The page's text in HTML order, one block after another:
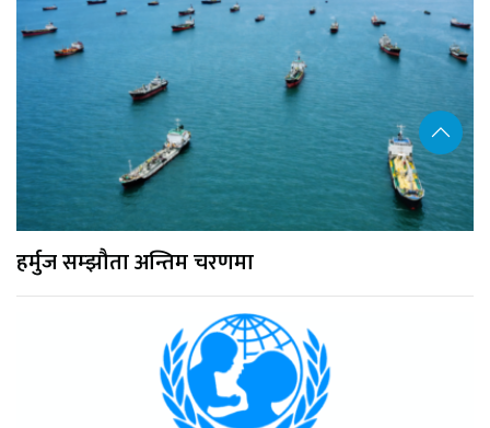
हर्मुज सम्झौता अन्तिम चरणमा